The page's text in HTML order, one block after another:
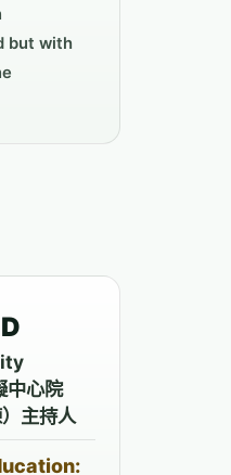
but with
心院
主持人